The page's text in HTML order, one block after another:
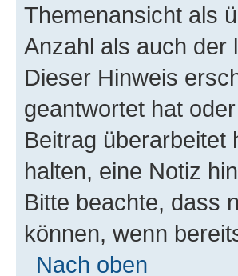
Themenansicht als
Anzahl als auch der
Dieser Hinweis
geantwortet hat
Beitrag überarbeitet
halten, eine Notiz
Bitte beachte, dass
können, wenn
Nach oben